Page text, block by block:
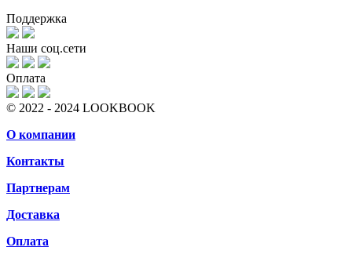
Поддержка
Наши соц.сети
Оплата
© 2022 - 2024 LOOKBOOK
О компании
Контакты
Партнерам
Доставка
Оплата